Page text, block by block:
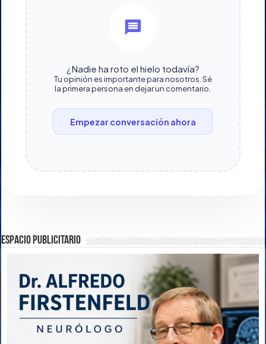
¿Nadie ha roto el hielo todavía?
Tu opinión es importante para nosotros. Sé
la primera persona en dejar un comentario.
Empezar conversación ahora
ESPACIO PUBLICITARIO